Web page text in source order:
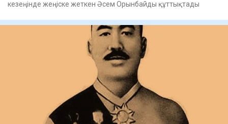
кезеңінде жеңіске жеткен Әсем Орынбайды құттықтады